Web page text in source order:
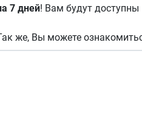
7 дней! Вам будут доступны
же, Вы можете